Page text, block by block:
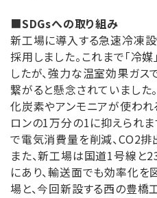
■SDGsへの取り組み
新工場に導入する急速冷凍
採用しました。これまで「冷
したが、強力な温室効果ガ
繋がると懸念されていました
化炭素やアンモニアが使わ
ロンの1万分の1に抑えられ
で電気消費量を削減、CO2排
また、新工場は国道1号線と
にあり、輸送面でも効率化を
場と、今回新設する西の豊橋